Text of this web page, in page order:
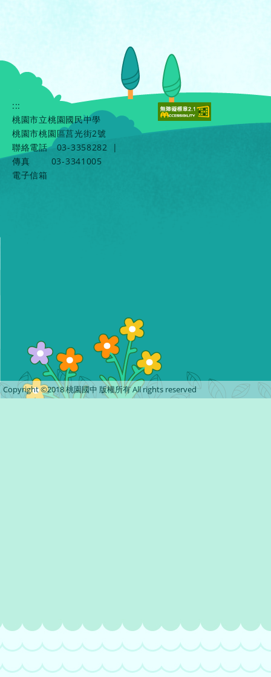
:::
桃園市立桃園國民中學
桃園市桃園區莒光街2號
聯絡電話
03-3358282
|
傳真
03-3341005
電子信箱
Copyright ©2018 桃園國中 版權所有 All rights reserved